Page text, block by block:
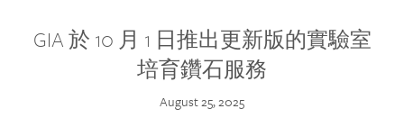
GIA 於 10 月 1 日推出更新版的實驗室
培育鑽石服務
August 25, 2025